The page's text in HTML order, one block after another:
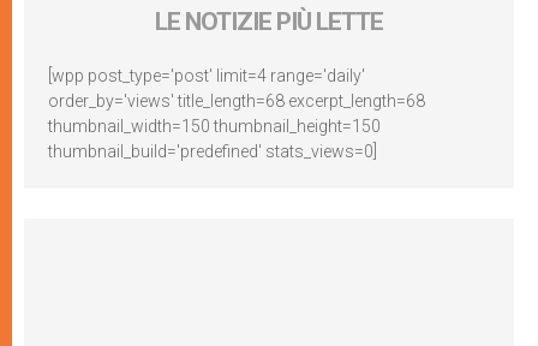
LE NOTIZIE PIÙ LETTE
[wpp post_type='post' limit=4 range='daily'
order_by='views' title_length=68 excerpt_length=68
thumbnail_width=150 thumbnail_height=150
thumbnail_build='predefined' stats_views=0]